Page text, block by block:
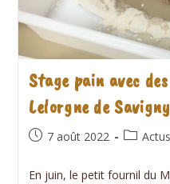
Stage pain avec
Lelorgne de
Publication
7 août 2022
Post
En juin, le petit fournil du